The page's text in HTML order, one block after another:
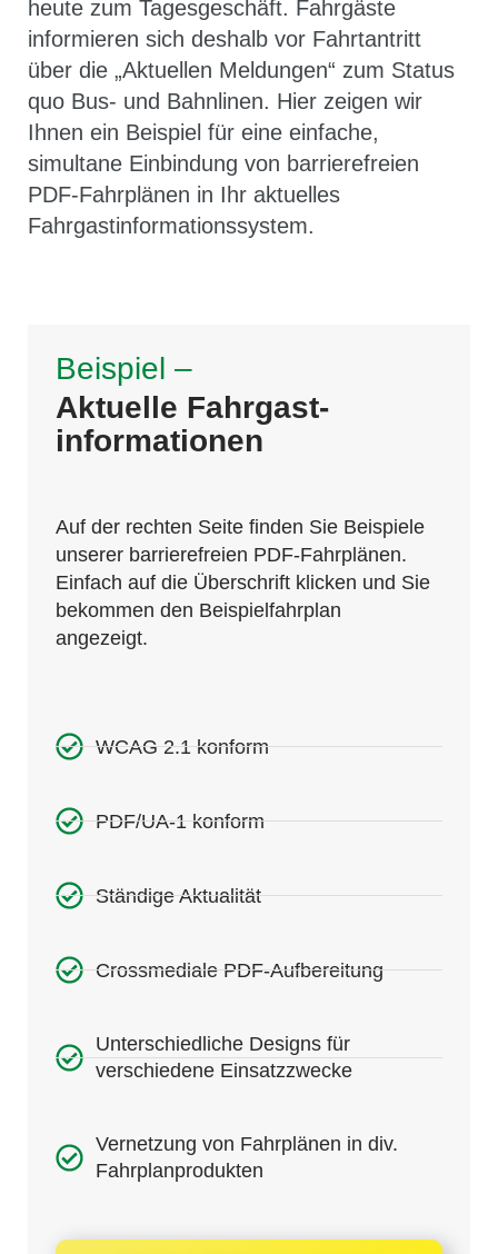
heute zum Tagesgeschäft. Fahrgäste
informieren sich deshalb vor Fahrtantritt
über die „Aktuellen Meldungen“ zum Status
quo Bus- und Bahnlinen. Hier zeigen wir
Ihnen ein Beispiel für eine einfache,
simultane Einbindung von barrierefreien
PDF-Fahrplänen in Ihr aktuelles
Fahrgastinformationssystem.
Beispiel –
Aktuelle Fahrgast-
informationen
Auf der rechten Seite finden Sie Beispiele
unserer barrierefreien PDF-Fahrplänen.
Einfach auf die Überschrift klicken und Sie
bekommen den Beispielfahrplan
angezeigt.
WCAG 2.1 konform
PDF/UA-1 konform
Ständige Aktualität
Crossmediale PDF-Aufbereitung
Unterschiedliche Designs für
verschiedene Einsatzzwecke
Vernetzung von Fahrplänen in div.
Fahrplanprodukten